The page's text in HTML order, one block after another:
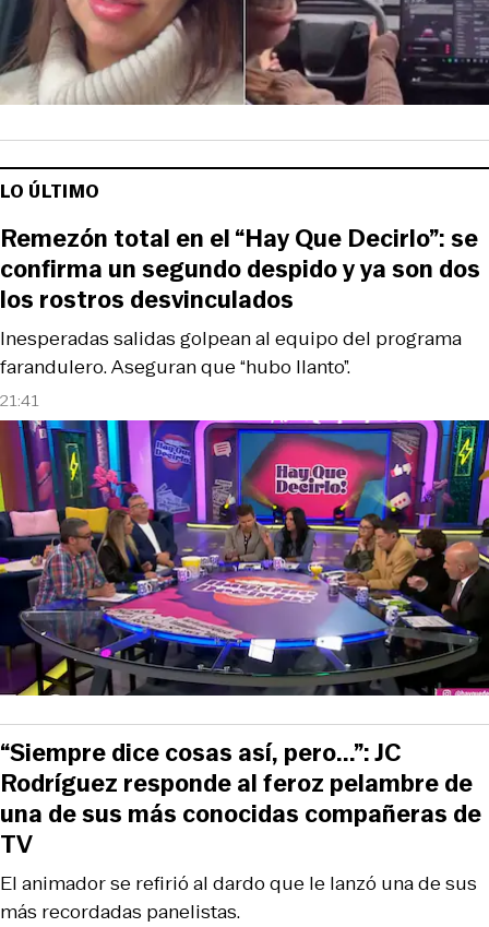
LO ÚLTIMO
21:41
Inesperadas salidas golpean al equipo del programa
farandulero. Aseguran que “hubo llanto”.
Remezón total en el “Hay Que Decirlo”: se
confirma un segundo despido y ya son dos
los rostros desvinculados
El animador se refirió al dardo que le lanzó una de sus
más recordadas panelistas.
“Siempre dice cosas así, pero...”: JC
Rodríguez responde al feroz pelambre de
una de sus más conocidas compañeras de
TV